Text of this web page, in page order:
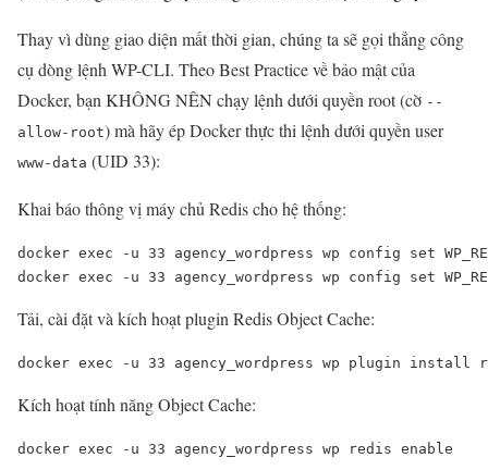
Thay vì dùng giao diện mất thời gian, chúng ta sẽ gọi thẳng công
cụ dòng lệnh WP-CLI. Theo Best Practice về bảo mật của
Docker, bạn KHÔNG NÊN chạy lệnh dưới quyền root (cờ --
allow-root) mà hãy ép Docker thực thi lệnh dưới quyền user
www-data (UID 33):
Khai báo thông vị máy chủ Redis cho hệ thống:
docker exec -u 33 agency_wordpress wp config set
docker exec -u 33 agency_wordpress wp config set
Tải, cài đặt và kích hoạt plugin Redis Object Cache:
docker exec -u 33 agency_wordpress wp plugin install
Kích hoạt tính năng Object Cache:
docker exec -u 33 agency_wordpress wp redis enable